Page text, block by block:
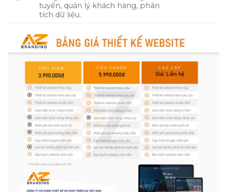
tuyến, quản lý khách hàng, phân
tích dữ liệu.